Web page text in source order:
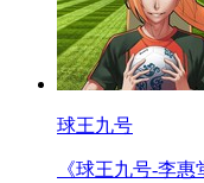
球王九号
《球王九号-李